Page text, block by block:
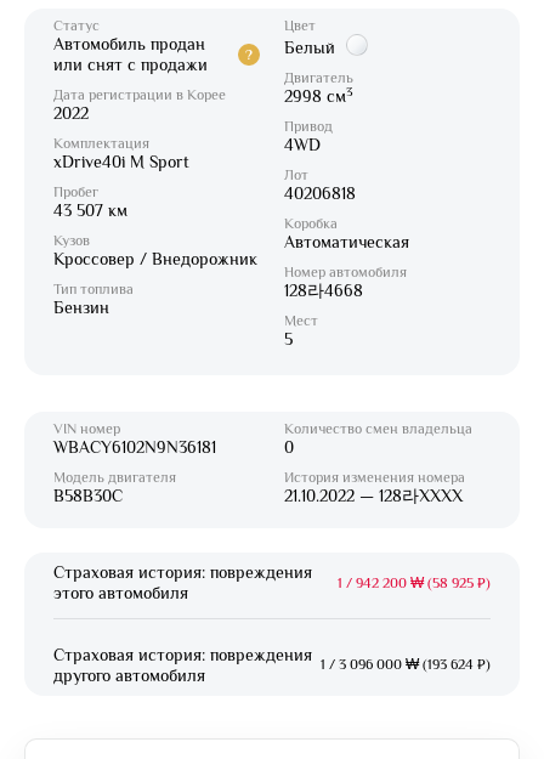
Статус
Автомобиль продан
или снят с продажи
?
Дата регистрации в Корее
2022
Комплектация
xDrive40i M Sport
Пробег
43 507 км
Кузов
Кроссовер / Внедорожник
Тип топлива
Бензин
Цвет
Белый
Двигатель
2998 см3
Привод
4WD
Лот
40206818
Коробка
Автоматическая
Номер автомобиля
128라4668
Мест
5
VIN номер
WBACY6102N9N36181
Модель двигателя
B58B30C
Количество смен владельца
0
История изменения номера
21.10.2022 — 128라XXXX
Страховая история: повреждения
этого автомобиля
1 / 942 200 ₩ (58 925 ₽)
Страховая история: повреждения
другого автомобиля
1 / 3 096 000 ₩ (193 624 ₽)